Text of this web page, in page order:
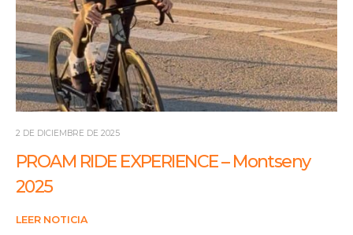
2 DE DICIEMBRE DE 2025
PROAM RIDE EXPERIENCE – Montseny
2025
LEER NOTICIA